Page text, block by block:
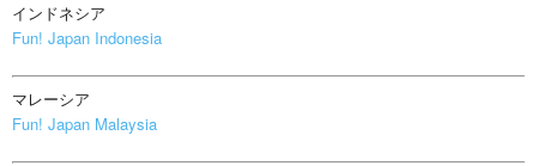
インドネシア
Fun! Japan Indonesia
マレーシア
Fun! Japan Malaysia